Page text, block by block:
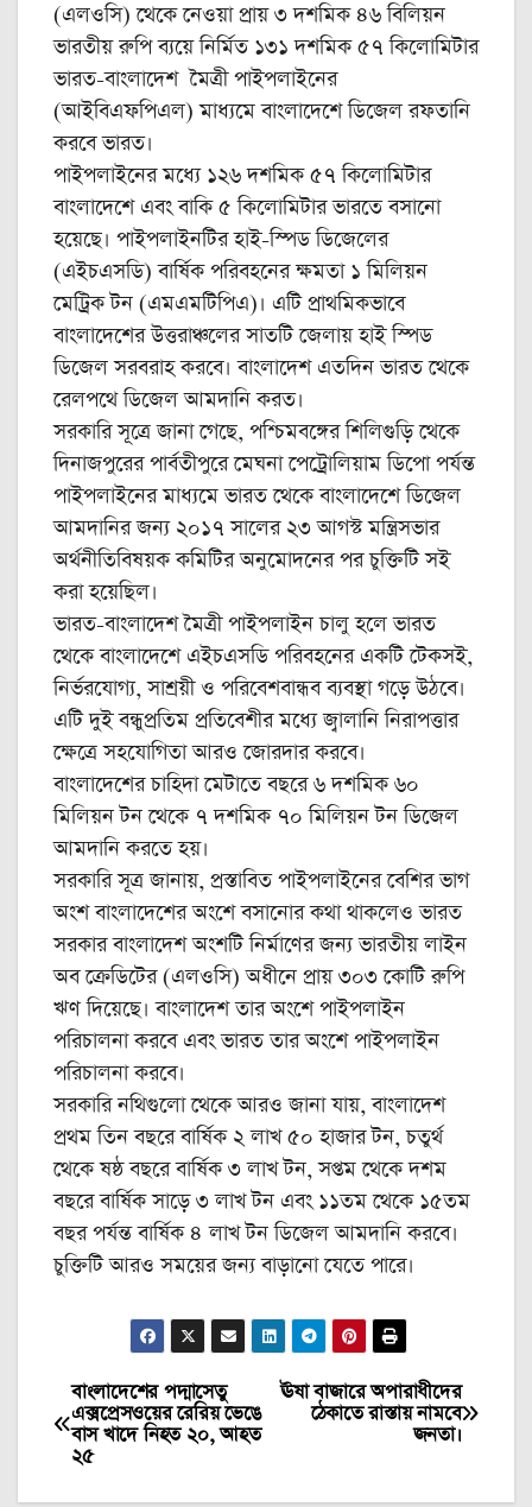
(এলওসি) থেকে নেওয়া প্রায় ৩ দশমিক ৪৬ বিলিয়ন
ভারতীয় রুপি ব্যয়ে নির্মিত ১৩১ দশমিক ৫৭ কিলোমিটার
ভারত-বাংলাদেশ মৈত্রী পাইপলাইনের
(আইবিএফপিএল) মাধ্যমে বাংলাদেশে ডিজেল রফতানি
করবে ভারত।
পাইপলাইনের মধ্যে ১২৬ দশমিক ৫৭ কিলোমিটার
বাংলাদেশে এবং বাকি ৫ কিলোমিটার ভারতে বসানো
হয়েছে। পাইপলাইনটির হাই-স্পিড ডিজেলের
(এইচএসডি) বার্ষিক পরিবহনের ক্ষমতা ১ মিলিয়ন
মেট্রিক টন (এমএমটিপিএ)। এটি প্রাথমিকভাবে
বাংলাদেশের উত্তরাঞ্চলের সাতটি জেলায় হাই স্পিড
ডিজেল সরবরাহ করবে। বাংলাদেশ এতদিন ভারত থেকে
রেলপথে ডিজেল আমদানি করত।
সরকারি সূত্রে জানা গেছে, পশ্চিমবঙ্গের শিলিগুড়ি থেকে
দিনাজপুরের পার্বতীপুরে মেঘনা পেট্রোলিয়াম ডিপো পর্যন্ত
পাইপলাইনের মাধ্যমে ভারত থেকে বাংলাদেশে ডিজেল
আমদানির জন্য ২০১৭ সালের ২৩ আগস্ট মন্ত্রিসভার
অর্থনীতিবিষয়ক কমিটির অনুমোদনের পর চুক্তিটি সই
করা হয়েছিল।
ভারত-বাংলাদেশ মৈত্রী পাইপলাইন চালু হলে ভারত
থেকে বাংলাদেশে এইচএসডি পরিবহনের একটি টেকসই,
নির্ভরযোগ্য, সাশ্রয়ী ও পরিবেশবান্ধব ব্যবস্থা গড়ে উঠবে।
এটি দুই বন্ধুপ্রতিম প্রতিবেশীর মধ্যে জ্বালানি নিরাপত্তার
ক্ষেত্রে সহযোগিতা আরও জোরদার করবে।
বাংলাদেশের চাহিদা মেটাতে বছরে ৬ দশমিক ৬০
মিলিয়ন টন থেকে ৭ দশমিক ৭০ মিলিয়ন টন ডিজেল
আমদানি করতে হয়।
সরকারি সূত্র জানায়, প্রস্তাবিত পাইপলাইনের বেশির ভাগ
অংশ বাংলাদেশের অংশে বসানোর কথা থাকলেও ভারত
সরকার বাংলাদেশ অংশটি নির্মাণের জন্য ভারতীয় লাইন
অব ক্রেডিটের (এলওসি) অধীনে প্রায় ৩০৩ কোটি রুপি
ঋণ দিয়েছে। বাংলাদেশ তার অংশে পাইপলাইন
পরিচালনা করবে এবং ভারত তার অংশে পাইপলাইন
পরিচালনা করবে।
সরকারি নথিগুলো থেকে আরও জানা যায়, বাংলাদেশ
প্রথম তিন বছরে বার্ষিক ২ লাখ ৫০ হাজার টন, চতুর্থ
থেকে ষষ্ঠ বছরে বার্ষিক ৩ লাখ টন, সপ্তম থেকে দশম
বছরে বার্ষিক সাড়ে ৩ লাখ টন এবং ১১তম থেকে ১৫তম
বছর পর্যন্ত বার্ষিক ৪ লাখ টন ডিজেল আমদানি করবে।
চুক্তিটি আরও সময়ের জন্য বাড়ানো যেতে পারে।
Post
navigation
ঊষা বাজারে অপারাধীদের
ঠেকাতে রাস্তায় নামবে
জনতা।
বাংলাদেশের পদ্মাসেতু
এক্সপ্রেসওয়ের রেরিয় ভেঙে
বাস খাদে নিহত ২০, আহত
২৫